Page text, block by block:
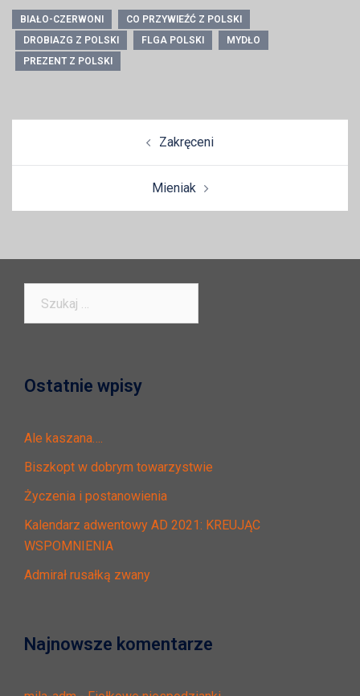
BIAŁO-CZERWONI
CO PRZYWIEŹĆ Z POLSKI
DROBIAZG Z POLSKI
FLGA POLSKI
MYDŁO
PREZENT Z POLSKI
Zakręceni
Mieniak
Ostatnie wpisy
Ale kaszana….
Biszkopt w dobrym towarzystwie
Życzenia i postanowienia
Kalendarz adwentowy AD 2021: KREUJĄC
WSPOMNIENIA
Admirał rusałką zwany
Najnowsze komentarze